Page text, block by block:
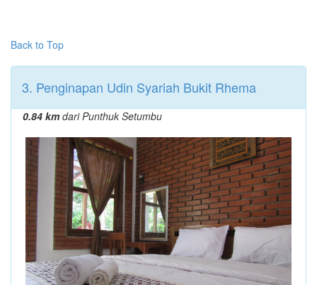
Back to Top
3. Penginapan Udin Syariah Bukit Rhema
0.84 kmdari Punthuk Setumbu